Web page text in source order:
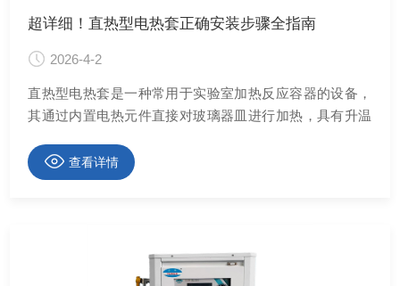
超详细！直热型电热套正确安装步骤全指南
2026-4-2
直热型电热套是一种常用于实验室加热反应容器的设备，
其通过内置电热元件直接对玻璃器皿进行加热，具有升温
查看详情